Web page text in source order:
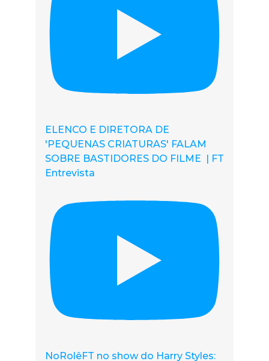
ELENCO E DIRETORA DE
'PEQUENAS CRIATURAS' FALAM
SOBRE BASTIDORES DO FILME | FT
Entrevista
NoRolêFT no show do Harry Styles: